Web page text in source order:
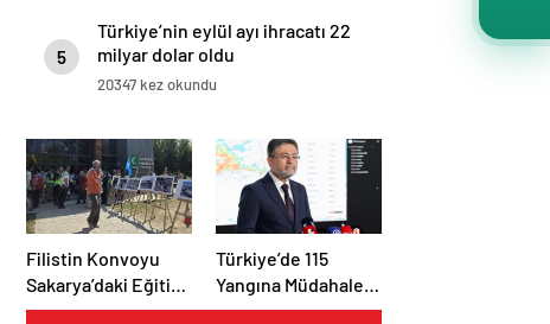
5
Türkiye’nin eylül ayı ihracatı 22
milyar dolar oldu
20347 kez okundu
Filistin Konvoyu
Sakarya’daki Eğitim
Kampını
Türkiye’de 115
Yangına Müdahale
Edildi: 110’u Kontrol